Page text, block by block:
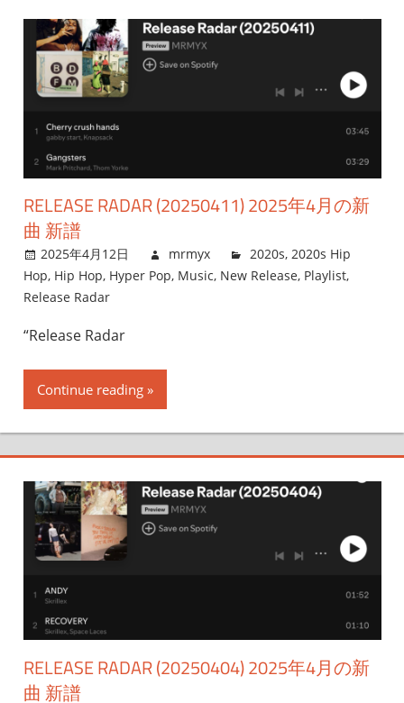
RELEASE RADAR (20250411) 2025年4月の新
曲 新譜
2025年4月12日 mrmyx 2020s,2020s Hip
Hop, Hip Hop, Hyper Pop, Music, New Release, Playlist,
Release Radar
“Release Radar
Continue reading
RELEASE RADAR (20250404) 2025年4月の新
曲 新譜